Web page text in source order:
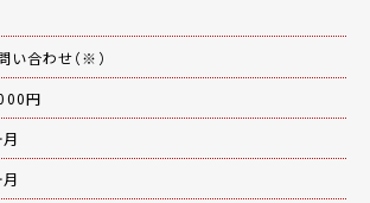
い合わせ（※）
円